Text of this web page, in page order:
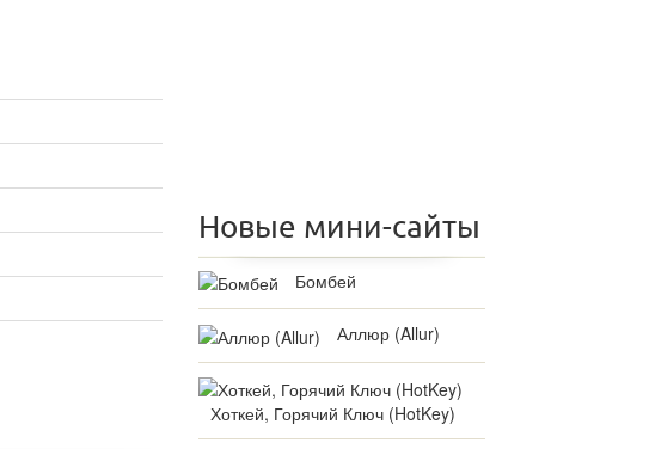
Новые мини-сайты
Бомбей
Аллюр (Allur)
Хоткей, Горячий Ключ (HotKey)